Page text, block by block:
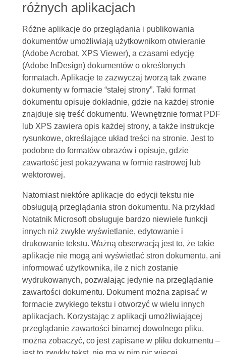
różnych aplikacjach
Różne aplikacje do przeglądania i publikowania
dokumentów umożliwiają użytkownikom otwieranie
(Adobe Acrobat, XPS Viewer), a czasami edycję
(Adobe InDesign) dokumentów o określonych
formatach. Aplikacje te zazwyczaj tworzą tak zwane
dokumenty w formacie “stałej strony”. Taki format
dokumentu opisuje dokładnie, gdzie na każdej stronie
znajduje się treść dokumentu. Wewnętrznie format PDF
lub XPS zawiera opis każdej strony, a także instrukcje
rysunkowe, określające układ treści na stronie. Jest to
podobne do formatów obrazów i opisuje, gdzie
zawartość jest pokazywana w formie rastrowej lub
wektorowej.
Natomiast niektóre aplikacje do edycji tekstu nie
obsługują przeglądania stron dokumentu. Na przykład
Notatnik Microsoft obsługuje bardzo niewiele funkcji
innych niż zwykłe wyświetlanie, edytowanie i
drukowanie tekstu. Ważną obserwacją jest to, że takie
aplikacje nie mogą ani wyświetlać stron dokumentu, ani
informować użytkownika, ile z nich zostanie
wydrukowanych, pozwalając jedynie na przeglądanie
zawartości dokumentu. Dokument można zapisać w
formacie zwykłego tekstu i otworzyć w wielu innych
aplikacjach. Korzystając z aplikacji umożliwiającej
przeglądanie zawartości binarnej dowolnego pliku,
można zobaczyć, co jest zapisane w pliku dokumentu –